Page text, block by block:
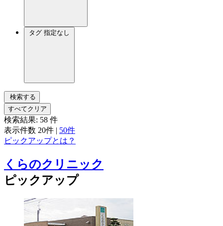
タグ 指定なし
検索する
すべてクリア
検索結果: 58 件
表示件数 20件 | 50件
ピックアップとは？
くらのクリニック
ピックアップ